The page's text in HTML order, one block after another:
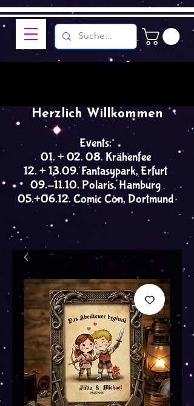
Events:
01. + 02. 08. Krähenfee
12. + 13.09. Fantasypark, Erfurt
09.-11.10. Polaris, Hamburg
05.+06.12. Comic Con, Dortmund
Herzlich Willkommen